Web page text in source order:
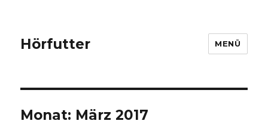
Hörfutter MENÜ
Monat: März 2017